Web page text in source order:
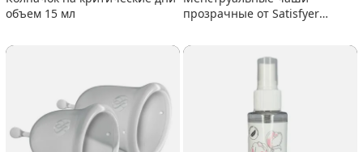
объем 15 мл
прозрачные от Satisfyer
мл)